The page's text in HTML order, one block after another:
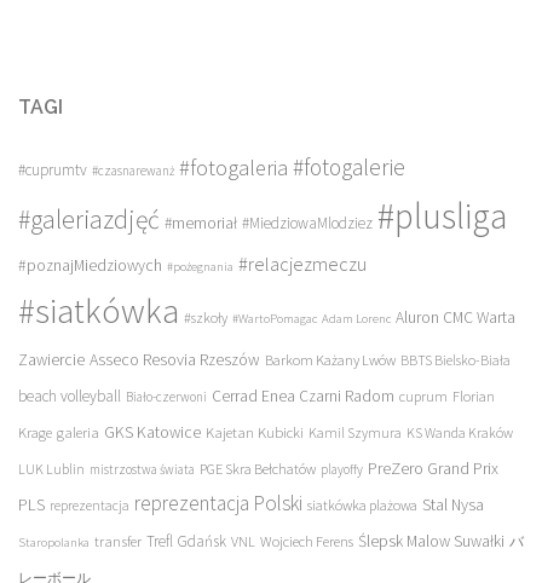
TAGI
#cuprumtv #czasnarewanż #fotogaleria #fotogalerie
#galeriazdjęć #memoriał #MiedziowaMlodziez #plusliga
#poznajMiedziowych #pożegnania #relacjezmeczu
#siatkówka #szkoły #WartoPomagac Adam Lorenc Aluron CMC Warta
Zawiercie Asseco Resovia Rzeszów Barkom Każany Lwów BBTS Bielsko-Biała
beach volleyball Biało-czerwoni Cerrad Enea Czarni Radom cuprum Florian
Krage galeria GKS Katowice Kajetan Kubicki Kamil Szymura KS Wanda Kraków
LUK Lublin mistrzostwa świata PGE Skra Bełchatów playoffy PreZero Grand Prix
PLS reprezentacja reprezentacja Polski siatkówka plażowa Stal Nysa
Staropolanka transfer Trefl Gdańsk VNL Wojciech Ferens Ślepsk Malow Suwałki バ
レーボール